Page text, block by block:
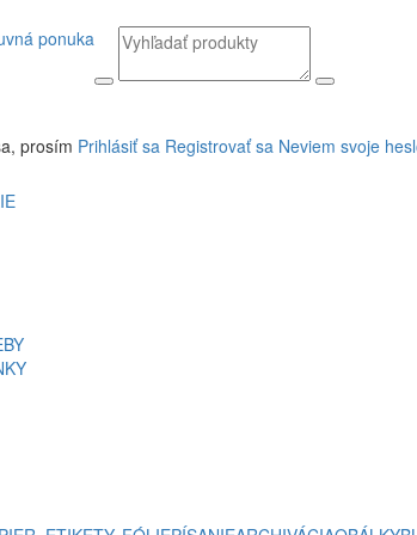
ponuka
prosím Prihlásiť sa Registrovať sa Neviem svoje